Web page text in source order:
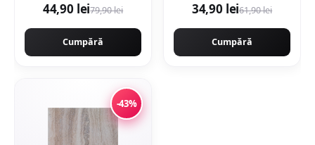
120 cm lucioasa
44,90 lei79,90 lei
Cumpără
aspect ciment
34,90 lei61,90 lei
Cumpără
-43%